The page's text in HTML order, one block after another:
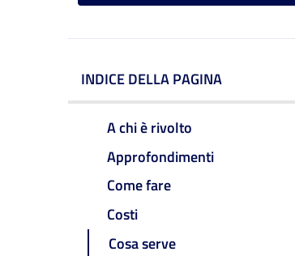
INDICE DELLA PAGINA
A chi è rivolto
Approfondimenti
Come fare
Costi
Cosa serve